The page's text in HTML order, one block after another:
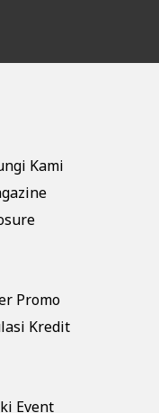
Kami
Promo
Kredit
Event